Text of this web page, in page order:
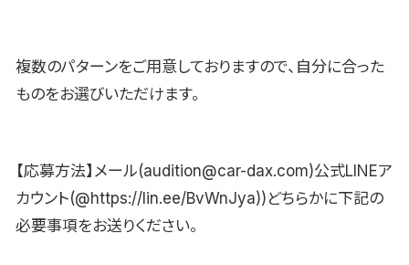
複数のパターンをご用意しておりますので、自分に合った
ものをお選びいただけます。
【応募方法】メール(audition@car-dax.com)公式LINEア
カウント(@https://lin.ee/BvWnJya))どちらかに下記の
必要事項をお送りください。